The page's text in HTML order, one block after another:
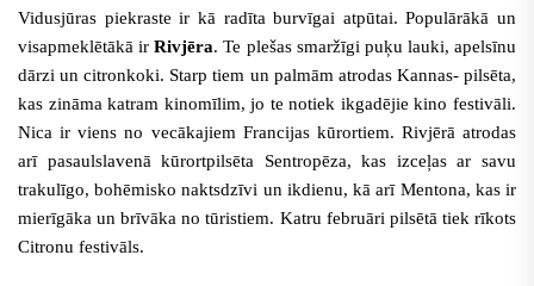
Vidusjūras piekraste ir kā radīta burvīgai atpūtai. Populārākā un
visapmeklētākā ir Rivjēra. Te plešas smaržīgi puķu lauki, apelsīnu
dārzi un citronkoki. Starp tiem un palmām atrodas Kannas- pilsēta,
kas zināma katram kinomīlim, jo te notiek ikgadējie kino festivāli.
Nica ir viens no vecākajiem Francijas kūrortiem. Rivjērā atrodas
arī pasaulslavenā kūrortpilsēta Sentropēza, kas izceļas ar savu
trakulīgo, bohēmisko naktsdzīvi un ikdienu, kā arī Mentona, kas ir
mierīgāka un brīvāka no tūristiem. Katru februāri pilsētā tiek rīkots
Citronu festivāls.